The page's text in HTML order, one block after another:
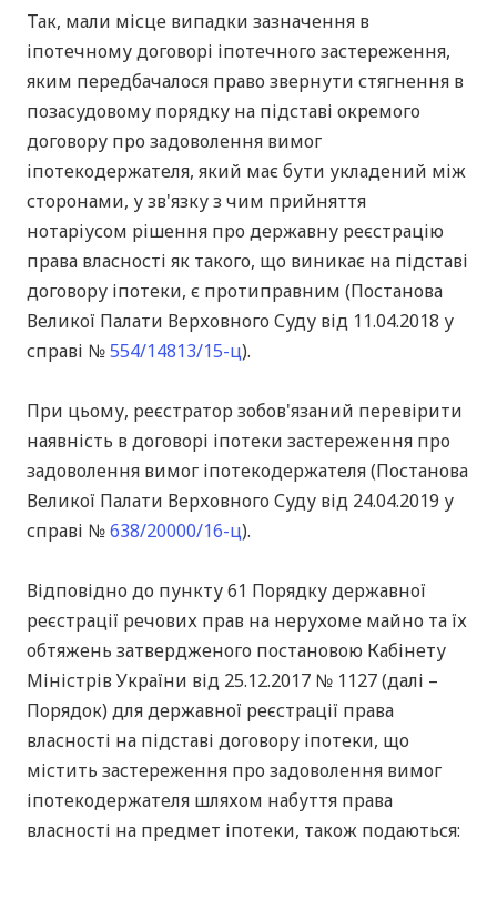
Так, мали місце випадки зазначення в
іпотечному договорі іпотечного застереження,
яким передбачалося право звернути стягнення в
позасудовому порядку на підставі окремого
договору про задоволення вимог
іпотекодержателя, який має бути укладений між
сторонами, у зв'язку з чим прийняття
нотаріусом рішення про державну реєстрацію
права власності як такого, що виникає на підставі
договору іпотеки, є протиправним (Постанова
Великої Палати Верховного Суду від 11.04.2018 у
справі №554/14813/15-ц).
При цьому, реєстратор зобов'язаний перевірити
наявність в договорі іпотеки застереження про
задоволення вимог іпотекодержателя (Постанова
Великої Палати Верховного Суду від 24.04.2019 у
справі №638/20000/16-ц).
Відповідно до пункту 61 Порядку державної
реєстрації речових прав на нерухоме майно та їх
обтяжень затвердженого постановою Кабінету
Міністрів України від 25.12.2017 № 1127 (далі –
Порядок) для державної реєстрації права
власності на підставі договору іпотеки, що
містить застереження про задоволення вимог
іпотекодержателя шляхом набуття права
власності на предмет іпотеки, також подаються: